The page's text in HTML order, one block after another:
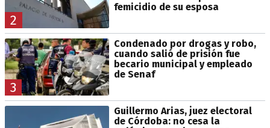
2
femicidio de su esposa
3
Condenado por drogas y robo,
cuando salió de prisión fue
becario municipal y empleado
de Senaf
Guillermo Arias, juez electoral
de Córdoba: no cesa la